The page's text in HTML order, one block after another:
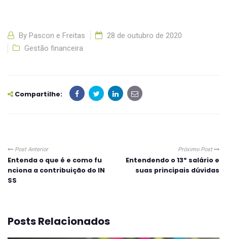
By Pascon e Freitas
28 de outubro de 2020
Gestão financeira
Compartilhe:
Post Anterior
Entenda o que é e como fu
nciona a contribuição do IN
SS
Próximo Post
Entendendo o 13º salário e
suas principais dúvidas
Posts Relacionados